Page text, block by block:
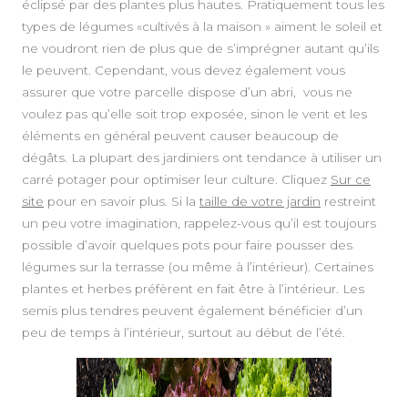
éclipsé par des plantes plus hautes. Pratiquement tous les
types de légumes «cultivés à la maison » aiment le soleil et
ne voudront rien de plus que de s’imprégner autant qu’ils
le peuvent. Cependant, vous devez également vous
assurer que votre parcelle dispose d’un abri, vous ne
voulez pas qu’elle soit trop exposée, sinon le vent et les
éléments en général peuvent causer beaucoup de
dégâts. La plupart des jardiniers ont tendance à utiliser un
carré potager pour optimiser leur culture. Cliquez Sur ce
site pour en savoir plus. Si la taille de votre jardin restreint
un peu votre imagination, rappelez-vous qu’il est toujours
possible d’avoir quelques pots pour faire pousser des
légumes sur la terrasse (ou même à l’intérieur). Certaines
plantes et herbes préfèrent en fait être à l’intérieur. Les
semis plus tendres peuvent également bénéficier d’un
peu de temps à l’intérieur, surtout au début de l’été.